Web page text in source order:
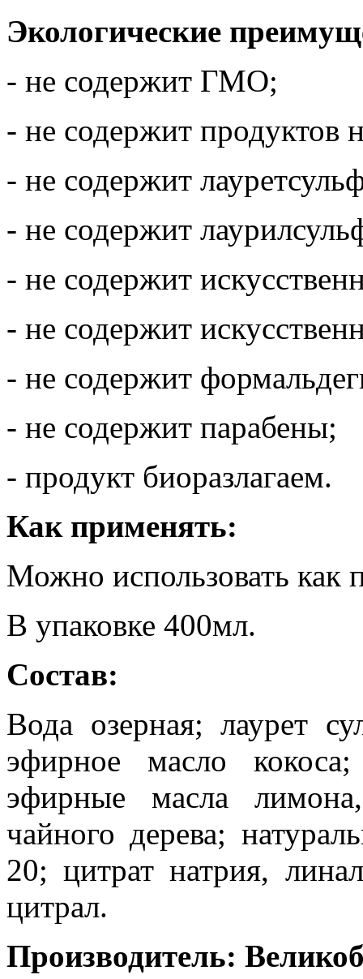
Экологические
- не содержит ГМО;
- не содержит продуктов
- не содержит
- не содержит
- не содержит
- не содержит
- не содержит
- не содержит парабены;
- продукт биоразлагаем.
Как применять:
Можно использовать как
В упаковке 400мл.
Состав:
Вода озерная; лаурет
эфирное масло
эфирные масла
чайного дерева;
20; цитрат натрия,
цитрал.
Производитель: